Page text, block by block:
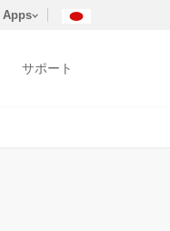
Apps
サポート